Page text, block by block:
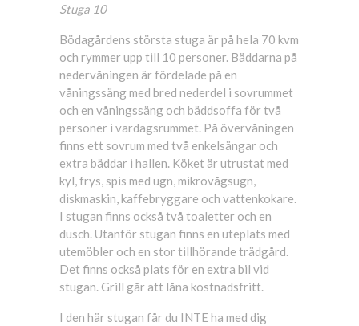
Stuga 10
Bödagårdens största stuga är på hela 70 kvm
och rymmer upp till 10 personer. Bäddarna på
nedervåningen är fördelade på en
våningssäng med bred nederdel i sovrummet
och en våningssäng och bäddsoffa för två
personer i vardagsrummet. På övervåningen
finns ett sovrum med två enkelsängar och
extra bäddar i hallen. Köket är utrustat med
kyl, frys, spis med ugn, mikrovågsugn,
diskmaskin, kaffebryggare och vattenkokare.
I stugan finns också två toaletter och en
dusch. Utanför stugan finns en uteplats med
utemöbler och en stor tillhörande trädgård.
Det finns också plats för en extra bil vid
stugan. Grill går att låna kostnadsfritt.
I den här stugan får du INTE ha med dig